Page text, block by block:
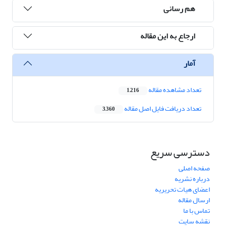
هم رسانی
ارجاع به این مقاله
آمار
تعداد مشاهده مقاله 1,216
تعداد دریافت فایل اصل مقاله 3,360
دسترسی سریع
صفحه اصلی
درباره نشریه
اعضای هیات تحریریه
ارسال مقاله
تماس با ما
نقشه سایت